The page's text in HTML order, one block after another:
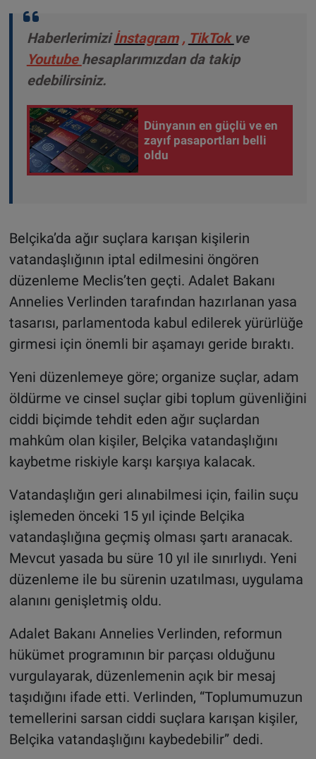
Haberlerimiziİnstagram , TikTok ve
Youtube hesaplarımızdan da takip
edebilirsiniz.
Dünyanın en güçlü ve en
zayıf pasaportları belli
oldu
Belçika’da ağır suçlara karışan kişilerin
vatandaşlığının iptal edilmesini öngören
düzenleme Meclis’ten geçti. Adalet Bakanı
Annelies Verlinden tarafından hazırlanan yasa
tasarısı, parlamentoda kabul edilerek yürürlüğe
girmesi için önemli bir aşamayı geride bıraktı.
Yeni düzenlemeye göre; organize suçlar, adam
öldürme ve cinsel suçlar gibi toplum güvenliğini
ciddi biçimde tehdit eden ağır suçlardan
mahkûm olan kişiler, Belçika vatandaşlığını
kaybetme riskiyle karşı karşıya kalacak.
Vatandaşlığın geri alınabilmesi için, failin suçu
işlemeden önceki 15 yıl içinde Belçika
vatandaşlığına geçmiş olması şartı aranacak.
Mevcut yasada bu süre 10 yıl ile sınırlıydı. Yeni
düzenleme ile bu sürenin uzatılması, uygulama
alanını genişletmiş oldu.
Adalet Bakanı Annelies Verlinden, reformun
hükümet programının bir parçası olduğunu
vurgulayarak, düzenlemenin açık bir mesaj
taşıdığını ifade etti. Verlinden, “Toplumumuzun
temellerini sarsan ciddi suçlara karışan kişiler,
Belçika vatandaşlığını kaybedebilir” dedi.